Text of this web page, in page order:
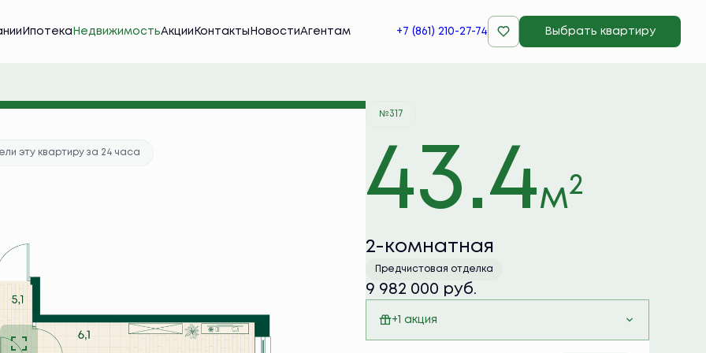
Ипотека НедвижимостьАкции Контакты НовостиАгентам +7 (861) 210-27-74 Выбрать квартиру
от 39 674 руб./мес. Забронировать
эту квартиру за 24 часа
№317
43.4м2
2-комнатная
Предчистовая отделка
9 982 000 руб.
+1 акция